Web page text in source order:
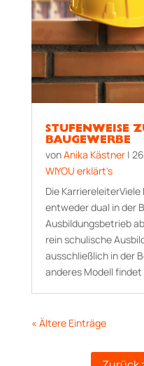
STUFENWEISE
BAUGEWERBE
vonAnika Kästner|
WIYOU erklärt's
Die
entweder dual in der
Ausbildungsbetrieb
rein schulische
ausschließlich in der
anderes Modell findet
« Ältere Einträge